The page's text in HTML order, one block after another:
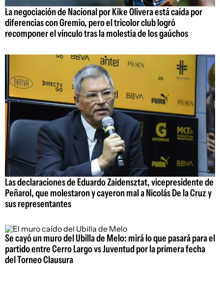
La negociación de Nacional por Kike Olivera está caída por
diferencias con Gremio, pero el tricolor club logró
recomponer el vínculo tras la molestia de los gaúchos
Las declaraciones de Eduardo Zaidensztat, vicepresidente de
Peñarol, que molestaron y cayeron mal a Nicolás De la Cruz y
sus representantes
Se cayó un muro del Ubilla de Melo: mirá lo que pasará para el
partido entre Cerro Largo vs Juventud por la primera fecha
del Torneo Clausura